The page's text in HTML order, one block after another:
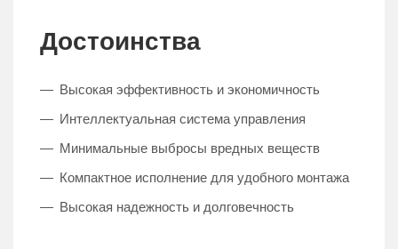
Достоинства
Высокая эффективность и экономичность
Интеллектуальная система управления
Минимальные выбросы вредных веществ
Компактное исполнение для удобного монтажа
Высокая надежность и долговечность